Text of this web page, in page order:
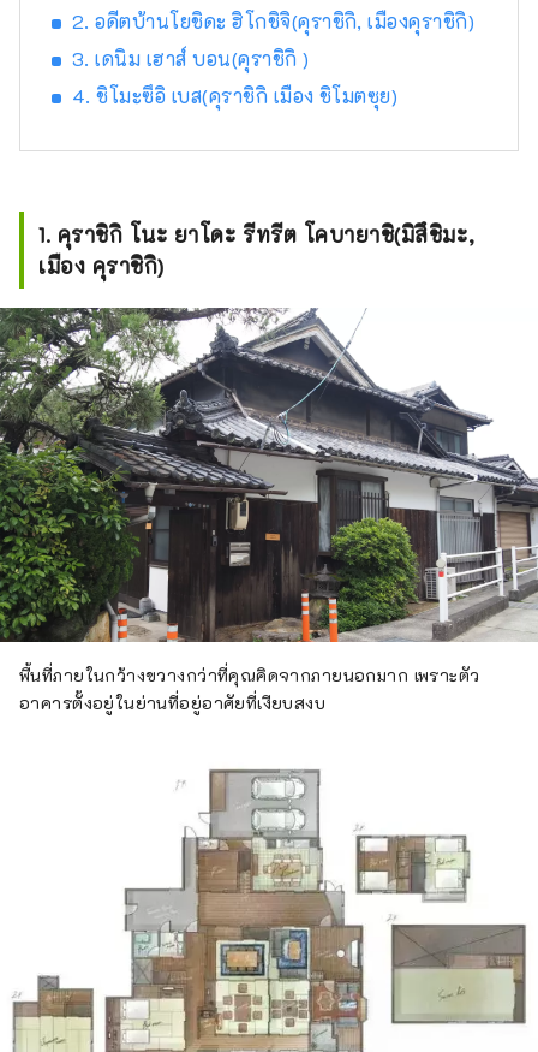
โอคายามะยังเป็นที่ตั้งของสถานที่ท่องเที่ยวระดับ
โลกมากมาย เช่น Okayama Castle [ปราสาท]
Okayama Korakuen Garden [สวน] หนึ่งในสาม
สวนที่โด่งดังที่สุดของญี่ปุ่น และ Kurashiki Bikan
วัฒนธรรม และศิลปะอันอุดมสมบูรณ์!
2. อดีตบ้านโยชิดะ ฮิโกชิจิ(คุราชิกิ, เมืองคุราชิกิ)
3. เดนิม เฮาส์ บอน(คุราชิกิ )
4. ชิโมะซึอิ เบส(คุราชิกิ เมือง ชิโมตซุย)
1. คุราชิกิ โนะ ยาโดะ รีทรีต โคบายาชิ(มิสึชิมะ,
เมือง คุราชิกิ)
พื้นที่ภายในกว้างขวางกว่าที่คุณคิดจากภายนอกมาก เพราะตัว
อาคารตั้งอยู่ในย่านที่อยู่อาศัยที่เงียบสงบ